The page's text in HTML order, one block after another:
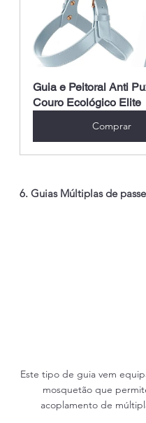
Guia e Peitoral Anti
Couro Ecológico Elite
Comprar
6. Guias Múltiplas de
Este tipo de guia vem
mosquetão que
acoplamento de